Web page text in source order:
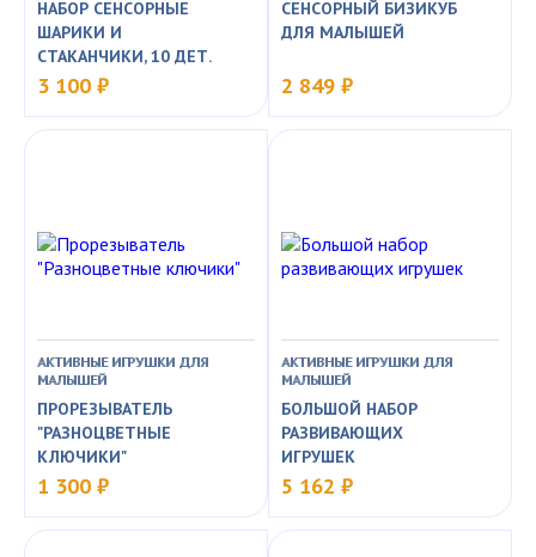
НАБОР СЕНСОРНЫЕ
ШАРИКИ И
СТАКАНЧИКИ, 10 ДЕТ.
3 100 ₽
СЕНСОРНЫЙ БИЗИКУБ
ДЛЯ МАЛЫШЕЙ
2 849 ₽
АКТИВНЫЕ ИГРУШКИ ДЛЯ
МАЛЫШЕЙ
ПРОРЕЗЫВАТЕЛЬ
"РАЗНОЦВЕТНЫЕ
КЛЮЧИКИ"
1 300 ₽
АКТИВНЫЕ ИГРУШКИ ДЛЯ
МАЛЫШЕЙ
БОЛЬШОЙ НАБОР
РАЗВИВАЮЩИХ
ИГРУШЕК
5 162 ₽